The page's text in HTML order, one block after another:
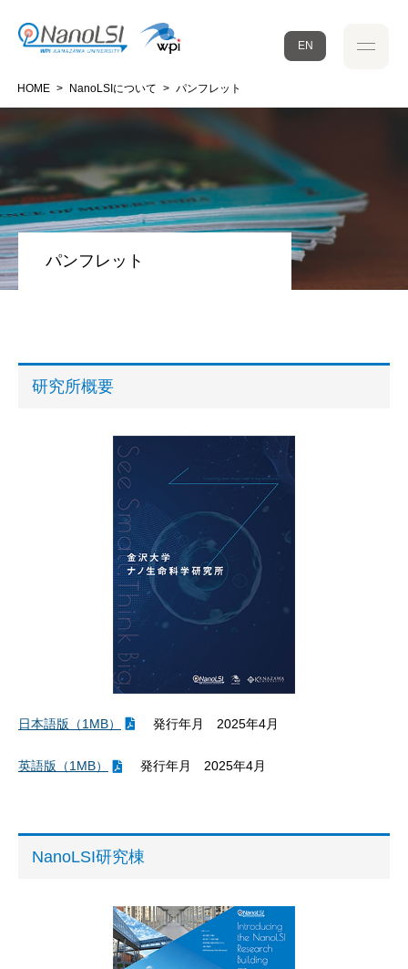
EN
HOME > NanoLSIについて > パンフレット
パンフレット
研究所概要
日本語版（1MB） 発行年月 2025年4月
英語版（1MB） 発行年月 2025年4月
NanoLSI研究棟